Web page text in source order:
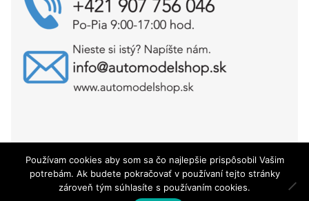
Copyright © AutoModelShop.sk 2025
Používam cookies aby som sa čo najlepšie prispôsobil Vašim
potrebám. Ak budete pokračovať v používaní tejto stránky
zároveň tým súhlasíte s používaním cookies.